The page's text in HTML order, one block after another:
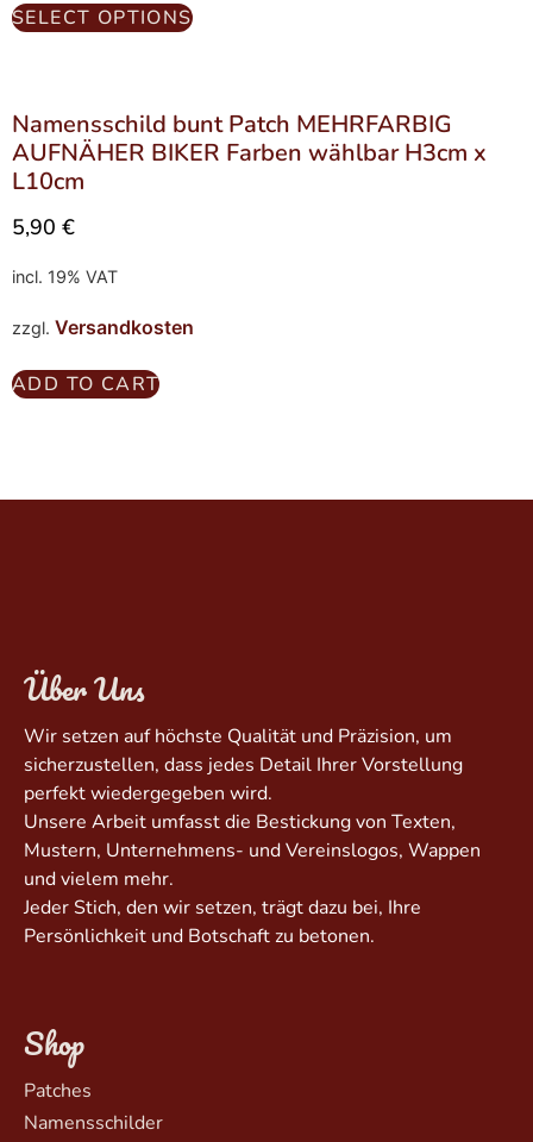
SELECT OPTIONS
Namensschild bunt Patch MEHRFARBIG
AUFNÄHER BIKER Farben wählbar H3cm x
L10cm
5,90 €
incl. 19% VAT
zzgl. Versandkosten
ADD TO CART
Über Uns
Wir setzen auf höchste Qualität und Präzision, um
sicherzustellen, dass jedes Detail Ihrer Vorstellung
perfekt wiedergegeben wird.
Unsere Arbeit umfasst die Bestickung von Texten,
Mustern, Unternehmens- und Vereinslogos, Wappen
und vielem mehr.
Jeder Stich, den wir setzen, trägt dazu bei, Ihre
Persönlichkeit und Botschaft zu betonen.
Shop
Patches
Namensschilder